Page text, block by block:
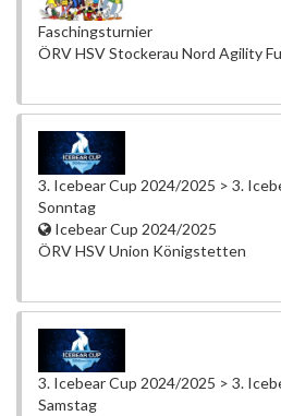
Faschingsturnier
ÖRV HSV Stockerau Nord Agility
3. Icebear Cup 2024/2025 > 3.
Sonntag
Icebear Cup 2024/2025
ÖRV HSV Union Königstetten
3. Icebear Cup 2024/2025 > 3.
Samstag